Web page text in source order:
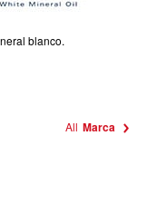
blanco.
All Marca